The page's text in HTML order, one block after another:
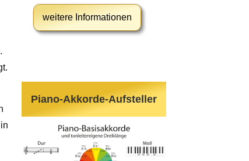
weitere Informationen
Piano-Akkorde-Aufsteller